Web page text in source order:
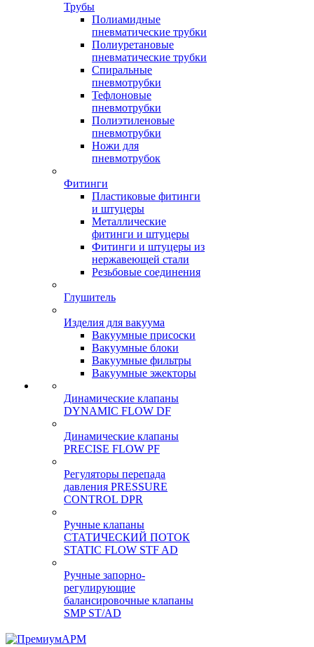
Трубы
Полиамидные
пневматические трубки
Полиуретановые
пневматические трубки
Спиральные
пневмотрубки
Тефлоновые
пневмотрубки
Полиэтиленовые
пневмотрубки
Ножи для
пневмотрубок
Фитинги
Пластиковые фитинги
и штуцеры
Металлические
фитинги и штуцеры
Фитинги и штуцеры из
нержавеющей стали
Резьбовые соединения
Глушитель
Изделия для вакуума
Вакуумные присоски
Вакуумные блоки
Вакуумные фильтры
Вакуумные эжекторы
Динамические клапаны
DYNAMIC FLOW DF
Динамические клапаны
PRECISE FLOW PF
Регуляторы перепада
давления PRESSURE
CONTROL DPR
Ручные клапаны
СТАТИЧЕСКИЙ ПОТОК
STATIC FLOW STF AD
Ручные запорно-
регулирующие
балансировочные клапаны
SMP ST/AD